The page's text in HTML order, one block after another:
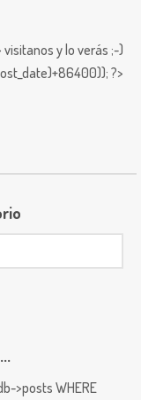
visitanos y lo verás ;-)
?>
>posts WHERE